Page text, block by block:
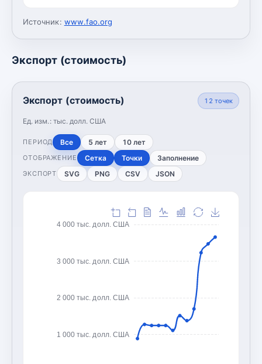
Источник: www.fao.org
Экспорт (стоимость)
Экспорт (стоимость)
Ед. изм.: тыс. долл. США
12 точек
ПЕРИОД Все 5 лет 10 лет
ОТОБРАЖЕНИЕ Сетка Точки Заполнение
ЭКСПОРТ SVG PNG CSV JSON
1 000 тыс. долл. США
2 000 тыс. долл. США
3 000 тыс. долл. США
4 000 тыс. долл. США